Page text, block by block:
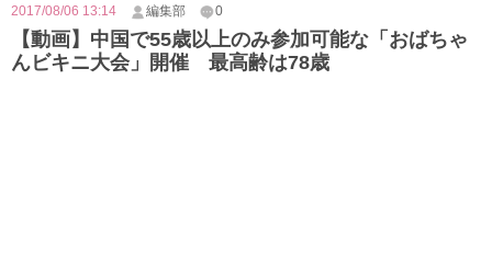
2017/08/06 13:14 編集部 0
【動画】中国で55歳以上のみ参加可能な「おばちゃ
んビキニ大会」開催 最高齢は78歳